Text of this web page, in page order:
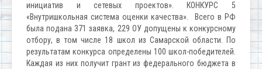
инициатив и сетевых проектов». КОНКУРС 5
«Внутришкольная система оценки качества». Всего в РФ
была подана 371 заявка, 229 ОУ допущены к конкурсному
отбору, в том числе 18 школ из Самарской области. По
результатам конкурса определены 100 школ-победителей.
Каждая из них получит грант из федерального бюджета в